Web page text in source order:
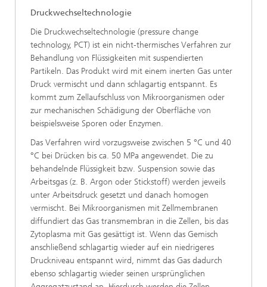
Druckwechseltechnologie
Die Druckwechseltechnologie (pressure change
technology, PCT) ist ein nicht-thermisches Verfahren zur
Behandlung von Flüssigkeiten mit suspendierten
Partikeln. Das Produkt wird mit einem inerten Gas unter
Druck vermischt und dann schlagartig entspannt. Es
kommt zum Zellaufschluss von Mikroorganismen oder
zur mechanischen Schädigung der Oberfläche von
beispielsweise Sporen oder Enzymen.
Das Verfahren wird vorzugsweise zwischen 5 °C und 40
°C bei Drücken bis ca. 50 MPa angewendet. Die zu
behandelnde Flüssigkeit bzw. Suspension sowie das
Arbeitsgas (z. B. Argon oder Stickstoff) werden jeweils
unter Arbeitsdruck gesetzt und danach homogen
vermischt. Bei Mikroorganismen mit Zellmembranen
diffundiert das Gas transmembran in die Zellen, bis das
Zytoplasma mit Gas gesättigt ist. Wenn das Gemisch
anschließend schlagartig wieder auf ein niedrigeres
Druckniveau entspannt wird, nimmt das Gas dadurch
ebenso schlagartig wieder seinen ursprünglichen